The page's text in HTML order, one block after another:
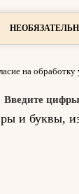
на
Введите